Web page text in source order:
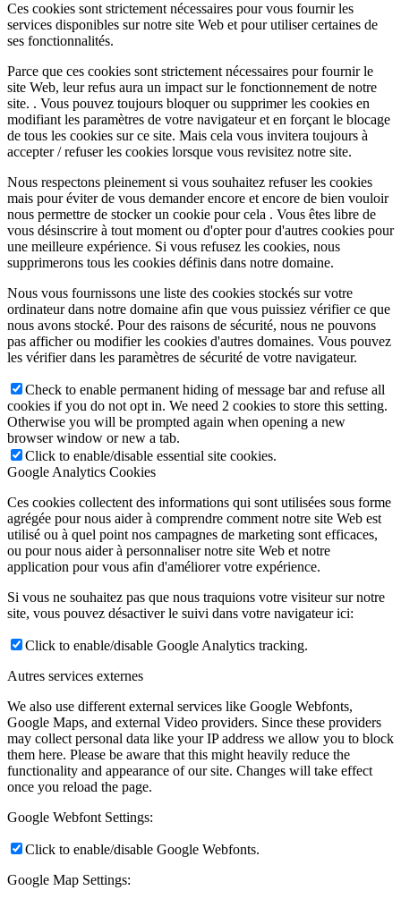
Ces cookies sont strictement nécessaires pour vous fournir les
services disponibles sur notre site Web et pour utiliser certaines de
ses fonctionnalités.
Parce que ces cookies sont strictement nécessaires pour fournir le
site Web, leur refus aura un impact sur le fonctionnement de notre
site. . Vous pouvez toujours bloquer ou supprimer les cookies en
modifiant les paramètres de votre navigateur et en forçant le blocage
de tous les cookies sur ce site. Mais cela vous invitera toujours à
accepter / refuser les cookies lorsque vous revisitez notre site.
Nous respectons pleinement si vous souhaitez refuser les cookies
mais pour éviter de vous demander encore et encore de bien vouloir
nous permettre de stocker un cookie pour cela . Vous êtes libre de
vous désinscrire à tout moment ou d'opter pour d'autres cookies pour
une meilleure expérience. Si vous refusez les cookies, nous
supprimerons tous les cookies définis dans notre domaine.
Nous vous fournissons une liste des cookies stockés sur votre
ordinateur dans notre domaine afin que vous puissiez vérifier ce que
nous avons stocké. Pour des raisons de sécurité, nous ne pouvons
pas afficher ou modifier les cookies d'autres domaines. Vous pouvez
les vérifier dans les paramètres de sécurité de votre navigateur.
Check to enable permanent hiding of message bar and refuse all
cookies if you do not opt in. We need 2 cookies to store this setting.
Otherwise you will be prompted again when opening a new
browser window or new a tab.
Click to enable/disable essential site cookies.
Google Analytics Cookies
Ces cookies collectent des informations qui sont utilisées sous forme
agrégée pour nous aider à comprendre comment notre site Web est
utilisé ou à quel point nos campagnes de marketing sont efficaces,
ou pour nous aider à personnaliser notre site Web et notre
application pour vous afin d'améliorer votre expérience.
Si vous ne souhaitez pas que nous traquions votre visiteur sur notre
site, vous pouvez désactiver le suivi dans votre navigateur ici:
Click to enable/disable Google Analytics tracking.
Autres services externes
We also use different external services like Google Webfonts,
Google Maps, and external Video providers. Since these providers
may collect personal data like your IP address we allow you to block
them here. Please be aware that this might heavily reduce the
functionality and appearance of our site. Changes will take effect
once you reload the page.
Google Webfont Settings:
Click to enable/disable Google Webfonts.
Google Map Settings: